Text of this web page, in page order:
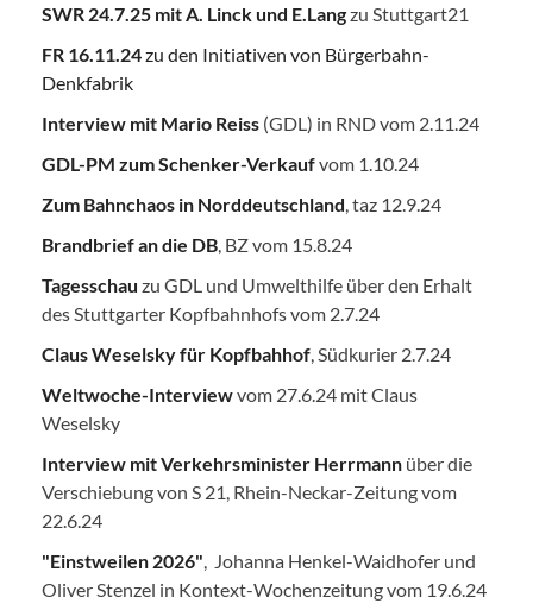
SWR 24.7.25 mit A. Linck und E.Langzu Stuttgart21
FR 16.11.24zu den Initiativen von Bürgerbahn-
Denkfabrik
Interview mit Mario Reiss (GDL) in RND vom 2.11.24
GDL-PM zum Schenker-Verkaufvom 1.10.24
Zum Bahnchaos in Norddeutschland , taz 12.9.24
Brandbrief an die DB , BZ vom 15.8.24
Tagesschau zu GDL und Umwelthilfe über den Erhalt
des Stuttgarter Kopfbahnhofs vom 2.7.24
Claus Weselsky für Kopfbahhof , Südkurier 2.7.24
Weltwoche-Interviewvom 27.6.24 mit Claus
Weselsky
Interview mit Verkehrsminister Herrmann über die
Verschiebung von S 21, Rhein-Neckar-Zeitung vom
22.6.24
"Einstweilen 2026" , Johanna Henkel-Waidhofer und
Oliver Stenzel in Kontext-Wochenzeitung vom 19.6.24